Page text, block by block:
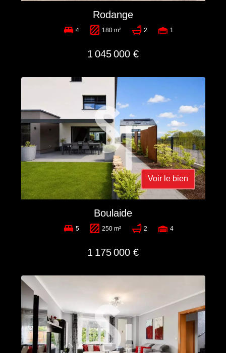
Rodange
4 180 m² 2 1
1 045 000 €
Voir le bien
Boulaide
5 250 m² 2 4
1 175 000 €